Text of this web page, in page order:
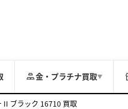
金・プラチナ買取▼
II ブラック 16710 買取